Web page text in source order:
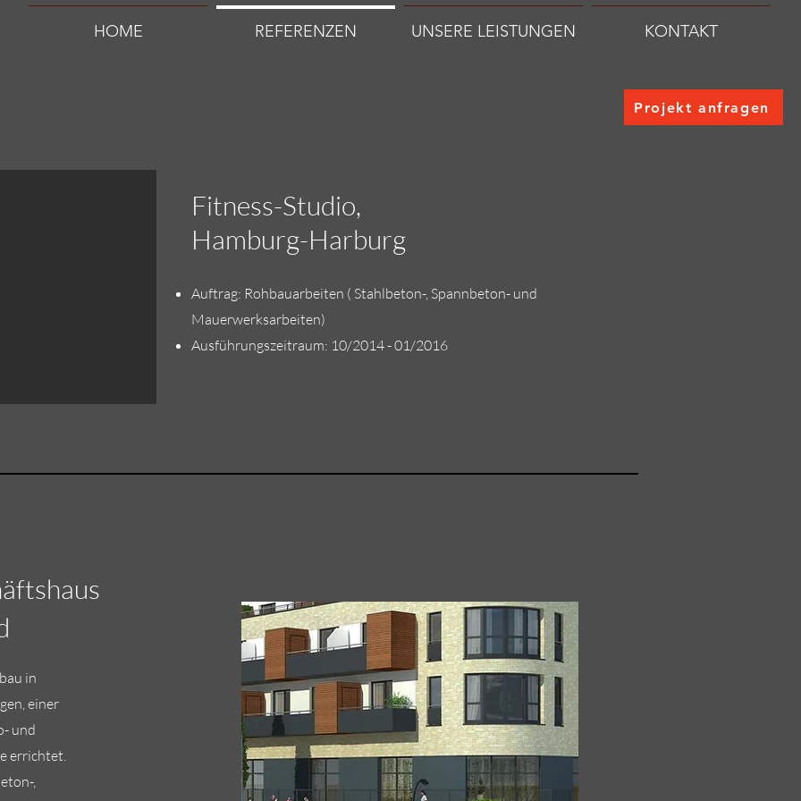
Projekt anfragen
HOME REFERENZEN UNSERE LEISTUNGEN KONTAKT
Fitness-Studio,
Hamburg-Harburg
Auftrag: Rohbauarbeiten ( Stahlbeton-, Spannbeton- und
Mauerwerksarbeiten)
Ausführungszeitraum: 10/2014 - 01/2016
in
einer
und
errichtet.
,